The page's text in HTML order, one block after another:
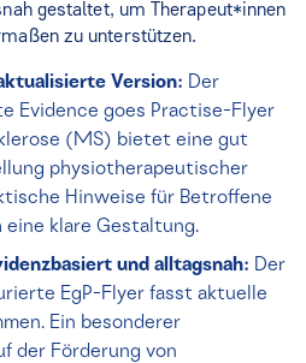
gestaltet, um Therapeut*innen
zu unterstützen.
Version: Der
Evidence goes Practise-Flyer
(MS) bietet eine gut
physiotherapeutischer
Hinweise für Betroffene
eine klare Gestaltung.
und alltagsnah: Der
EgP-Flyer fasst aktuelle
Ein besonderer
der Förderung von